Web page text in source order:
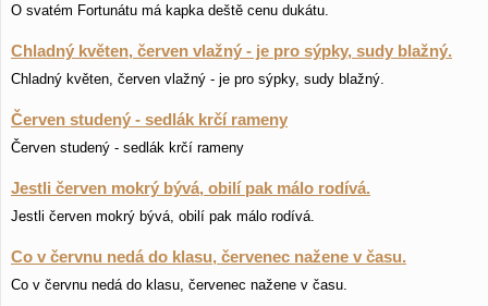
O svatém Fortunátu má kapka deště cenu dukátu.
Chladný květen, červen vlažný - je pro sýpky, sudy blažný.
Chladný květen, červen vlažný - je pro sýpky, sudy blažný.
Červen studený - sedlák krčí rameny
Červen studený - sedlák krčí rameny
Jestli červen mokrý bývá, obilí pak málo rodívá.
Jestli červen mokrý bývá, obilí pak málo rodívá.
Co v červnu nedá do klasu, červenec nažene v času.
Co v červnu nedá do klasu, červenec nažene v času.